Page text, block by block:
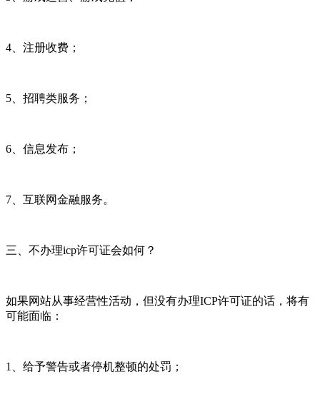
4、注册收费；
5、招聘类服务；
6、信息发布；
7、互联网金融服务。
三、不办理icp许可证会如何？
如果网站从事经营性活动，但没有办理ICP许可证的话，将有
可能面临：
1、给予警告或者停机整顿的处罚；